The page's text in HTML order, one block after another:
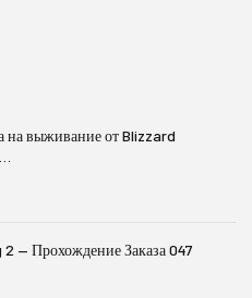
на выживание от Blizzard
— Прохождение Заказа 047